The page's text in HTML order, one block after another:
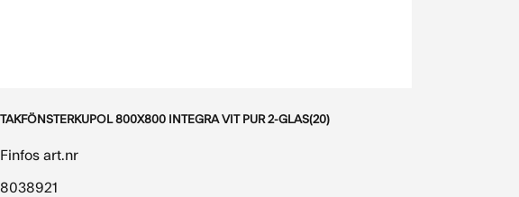
TAKFÖNSTERKUPOL 800X800 INTEGRA VIT PUR 2-GLAS(20)
Finfos art.nr
8038921